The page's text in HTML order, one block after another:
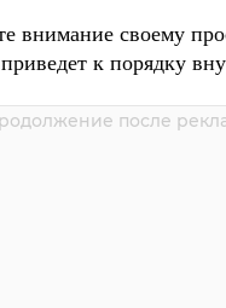
внимание своему
к порядку